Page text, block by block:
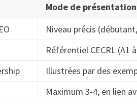
Mode de présentation
Niveau précis
Référentiel CECRL (A1
Illustrées par des
Maximum 3-4, en lien